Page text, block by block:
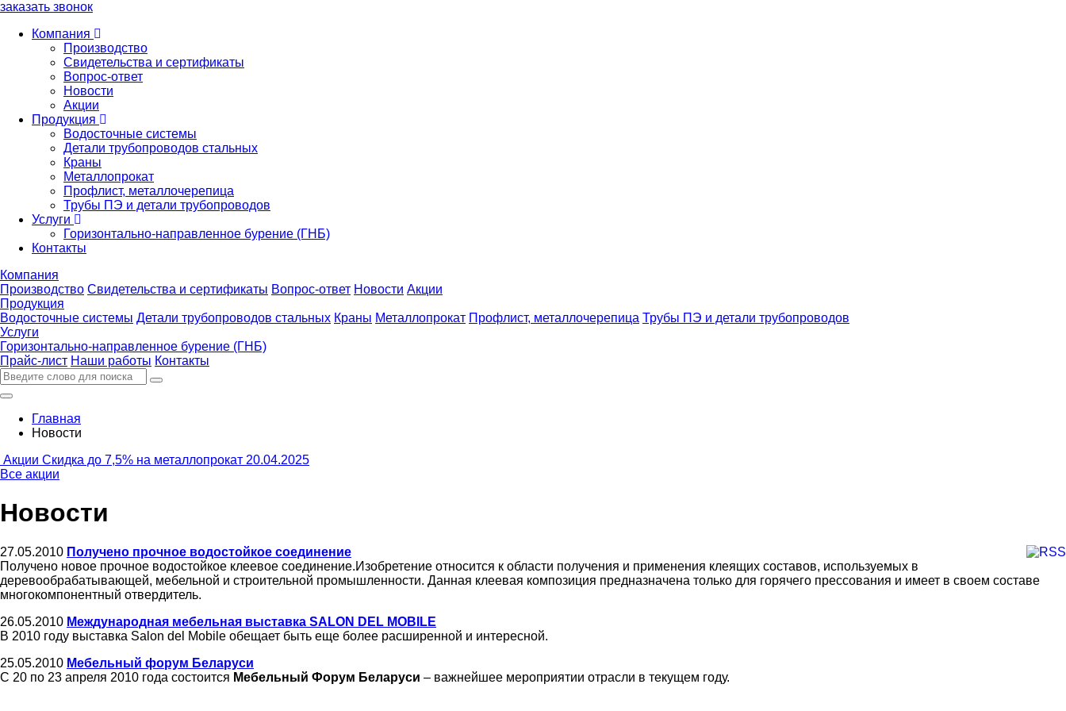
заказать звонок
Компания
Производство
Свидетельства и сертификаты
Вопрос-ответ
Новости
Акции
Продукция
Водосточные системы
Детали трубопроводов стальных
Краны
Металлопрокат
Профлист, металлочерепица
Трубы ПЭ и детали трубопроводов
Услуги
Горизонтально-направленное бурение (ГНБ)
Контакты
Компания
Производство Свидетельства и сертификаты Вопрос-ответ Новости Акции
Продукция
Водосточные системы Детали трубопроводов стальных Краны Металлопрокат Профлист, металлочерепица Трубы ПЭ и детали трубопроводов
Услуги
Горизонтально-направленное бурение (ГНБ)
Прайс-лист Наши работы Контакты
Главная
Новости
Акции Скидка до 7,5% на металлопрокат 20.04.2025
Все акции
Новости
27.05.2010 Получено прочное водостойкое соединение
Получено новое прочное водостойкое клеевое соединение.Изобретение относится к области получения и применения клеящих составов, используемых в
деревообрабатывающей, мебельной и строительной промышленности. Данная клеевая композиция предназначена только для горячего прессования и имеет в своем составе
многокомпонентный отвердитель.
26.05.2010 Международная мебельная выставка SALON DEL MOBILE
В 2010 году выставка Salon del Mobile обещает быть еще более расширенной и интересной.
25.05.2010 Мебельный форум Беларуси
С 20 по 23 апреля 2010 года состоится Мебельный Форум Беларуси – важнейшее мероприятии отрасли в текущем году.